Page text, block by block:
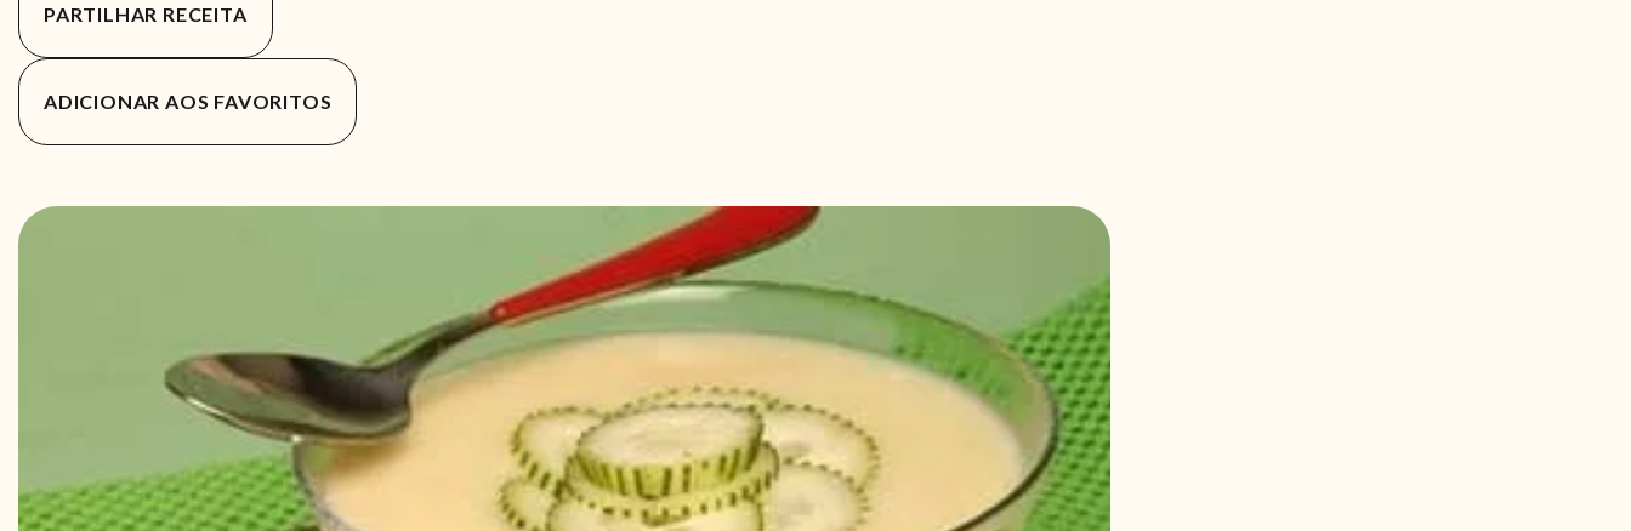
PARTILHAR RECEITA
ADICIONAR AOS FAVORITOS